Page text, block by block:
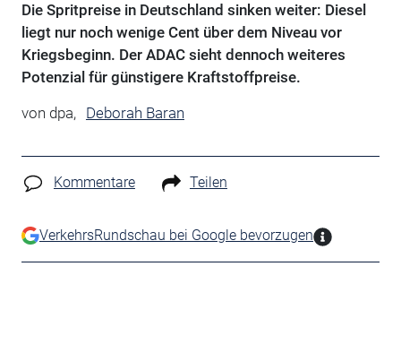
Die Spritpreise in Deutschland sinken weiter: Diesel
liegt nur noch wenige Cent über dem Niveau vor
Kriegsbeginn. Der ADAC sieht dennoch weiteres
Potenzial für günstigere Kraftstoffpreise.
von dpa, Deborah Baran
Kommentare Teilen
VerkehrsRundschau bei Google bevorzugen